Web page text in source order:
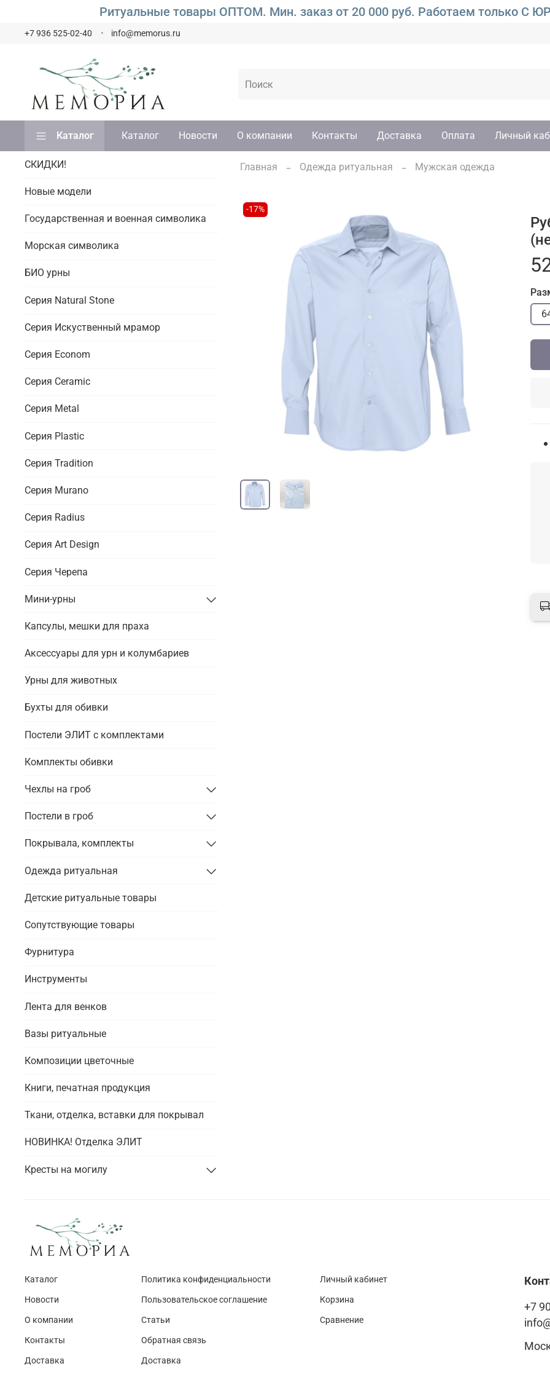
Ритуальные товары ОПТОМ. Мин. заказ от 20 000 руб. Работаем только
+7 936 525-02-40 info@memorus.ru
Каталог Каталог Новости О компании Контакты Доставка Оплата Личный
Главная Одежда ритуальная Мужская одежда
-17%
СКИДКИ!
Новые модели
Государственная и военная символика
Морская символика
БИО урны
Серия Natural Stone
Серия Искуственный мрамор
Серия Econom
Серия Ceramic
Серия Metal
Серия Plastic
Серия Tradition
Серия Murano
Серия Radius
Серия Art Design
Серия Черепа
Мини-урны
Капсулы, мешки для праха
Аксессуары для урн и колумбариев
Урны для животных
Бухты для обивки
Постели ЭЛИТ с комплектами
Комплекты обивки
Чехлы на гроб
Постели в гроб
Покрывала, комплекты
Одежда ритуальная
Детские ритуальные товары
Сопутствующие товары
Фурнитура
Инструменты
Лента для венков
Вазы ритуальные
Композиции цветочные
Книги, печатная продукция
Ткани, отделка, вставки для покрывал
НОВИНКА! Отделка ЭЛИТ
Кресты на могилу
Каталог
Новости
О компании
Контакты
Доставка
Политика конфиденциальности
Пользовательское соглашение
Статьи
Обратная связь
Доставка
Личный кабинет
Корзина
Сравнение
+7